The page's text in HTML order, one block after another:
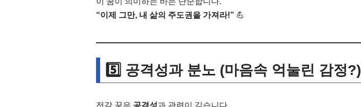
“이제 그만, 내 삶의 주도권을 가져라!” 💪
5️⃣ 공격성과 분노 (마음속 억눌린 감정?)
전갈 꿈은 공격성과 관련이 깊습니다.